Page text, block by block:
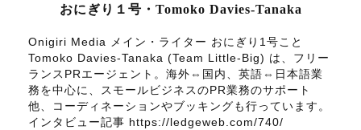
おにぎり１号・Tomoko Davies-Tanaka
Onigiri Media メイン・ライター おにぎり1号こと
Tomoko Davies-Tanaka (Team Little-Big) は、フリー
ランスPRエージェント。海外⇔国内、英語⇔日本語業
務を中心に、スモールビジネスのPR業務のサポート
他、コーディネーションやブッキングも行っています。
インタビュー記事 https://ledgeweb.com/740/